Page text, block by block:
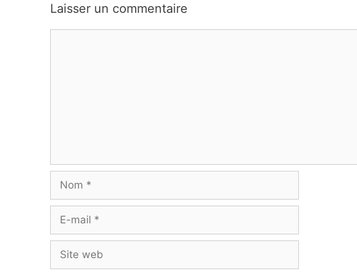
Laisser un commentaire
mail
web